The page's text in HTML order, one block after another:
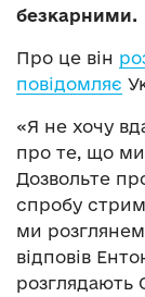
безкарними.
Про це він
повідомляє
«Я не хочу
про те, що
Дозвольте
спробу
ми
відповів
розглядають